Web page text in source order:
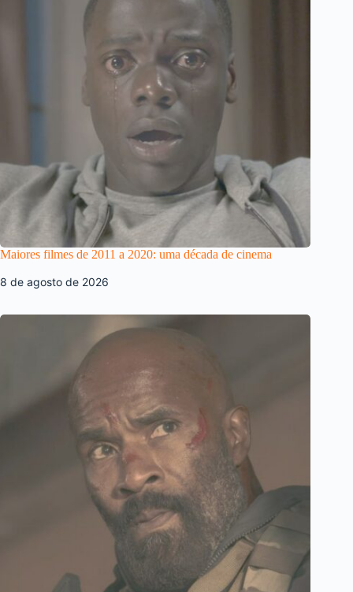
Maiores filmes de 2011 a 2020: uma década de cinema
8 de agosto de 2026